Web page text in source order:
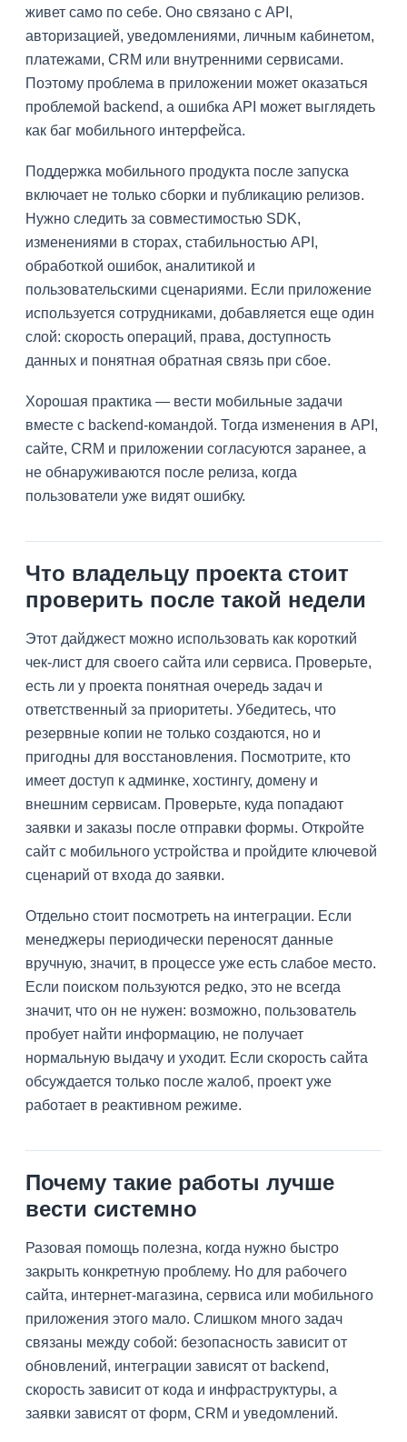
живет само по себе. Оно связано с API,
авторизацией, уведомлениями, личным кабинетом,
платежами, CRM или внутренними сервисами.
Поэтому проблема в приложении может оказаться
проблемой backend, а ошибка API может выглядеть
как баг мобильного интерфейса.
Поддержка мобильного продукта после запуска
включает не только сборки и публикацию релизов.
Нужно следить за совместимостью SDK,
изменениями в сторах, стабильностью API,
обработкой ошибок, аналитикой и
пользовательскими сценариями. Если приложение
используется сотрудниками, добавляется еще один
слой: скорость операций, права, доступность
данных и понятная обратная связь при сбое.
Хорошая практика — вести мобильные задачи
вместе с backend-командой. Тогда изменения в API,
сайте, CRM и приложении согласуются заранее, а
не обнаруживаются после релиза, когда
пользователи уже видят ошибку.
Что владельцу проекта стоит
проверить после такой недели
Этот дайджест можно использовать как короткий
чек-лист для своего сайта или сервиса. Проверьте,
есть ли у проекта понятная очередь задач и
ответственный за приоритеты. Убедитесь, что
резервные копии не только создаются, но и
пригодны для восстановления. Посмотрите, кто
имеет доступ к админке, хостингу, домену и
внешним сервисам. Проверьте, куда попадают
заявки и заказы после отправки формы. Откройте
сайт с мобильного устройства и пройдите ключевой
сценарий от входа до заявки.
Отдельно стоит посмотреть на интеграции. Если
менеджеры периодически переносят данные
вручную, значит, в процессе уже есть слабое место.
Если поиском пользуются редко, это не всегда
значит, что он не нужен: возможно, пользователь
пробует найти информацию, не получает
нормальную выдачу и уходит. Если скорость сайта
обсуждается только после жалоб, проект уже
работает в реактивном режиме.
Почему такие работы лучше
вести системно
Разовая помощь полезна, когда нужно быстро
закрыть конкретную проблему. Но для рабочего
сайта, интернет-магазина, сервиса или мобильного
приложения этого мало. Слишком много задач
связаны между собой: безопасность зависит от
обновлений, интеграции зависят от backend,
скорость зависит от кода и инфраструктуры, а
заявки зависят от форм, CRM и уведомлений.